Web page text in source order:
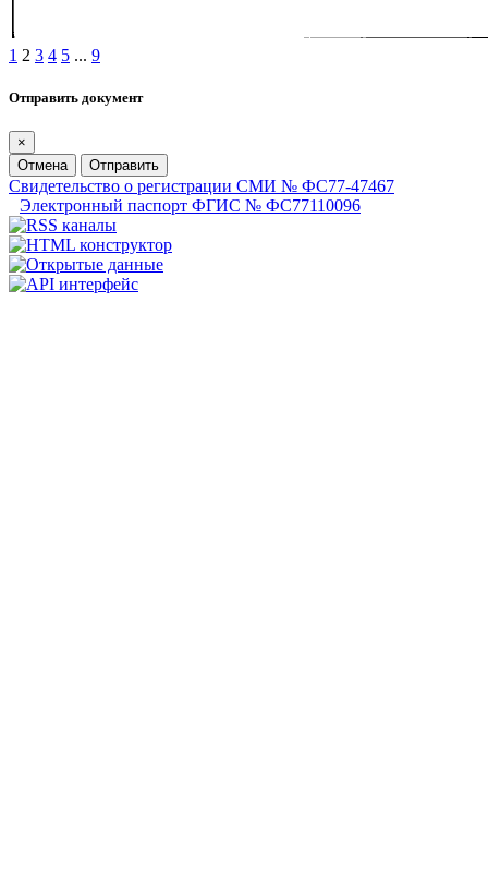
1 2 3 4 5 ... 9
Отправить документ
×
Отмена
Отправить
Свидетельство о регистрации СМИ № ФС77-47467
Электронный паспорт ФГИС № ФС77110096